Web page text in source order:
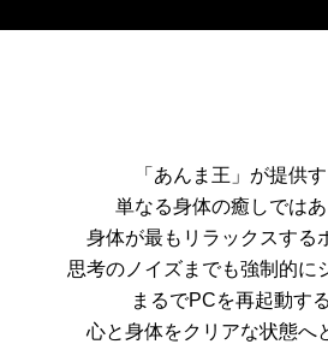
「あんま王」が提供す
単なる身体の癒しではあ
身体が最もリラックスする
思考のノイズまでも強制的に
まるでPCを再起動す
心と身体をクリアな状態へ